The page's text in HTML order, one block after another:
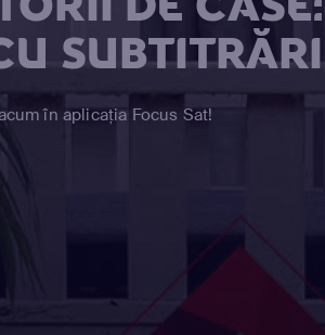
SUBTITRĂRI
în aplicația Focus Sat!